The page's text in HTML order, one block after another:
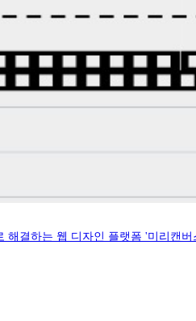
해결하는 웹 디자인 플랫폼 '미리캔버